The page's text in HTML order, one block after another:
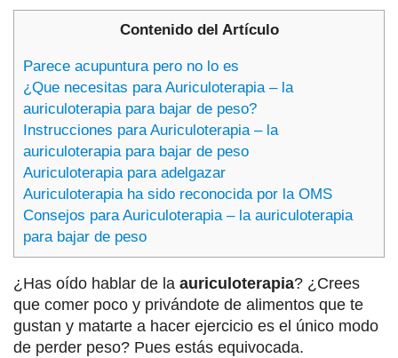
Contenido del Artículo
Parece acupuntura pero no lo es
¿Que necesitas para Auriculoterapia – la
auriculoterapia para bajar de peso?
Instrucciones para Auriculoterapia – la
auriculoterapia para bajar de peso
Auriculoterapia para adelgazar
Auriculoterapia ha sido reconocida por la OMS
Consejos para Auriculoterapia – la auriculoterapia
para bajar de peso
¿Has oído hablar de la auriculoterapia? ¿Crees
que comer poco y privándote de alimentos que te
gustan y matarte a hacer ejercicio es el único modo
de perder peso? Pues estás equivocada.